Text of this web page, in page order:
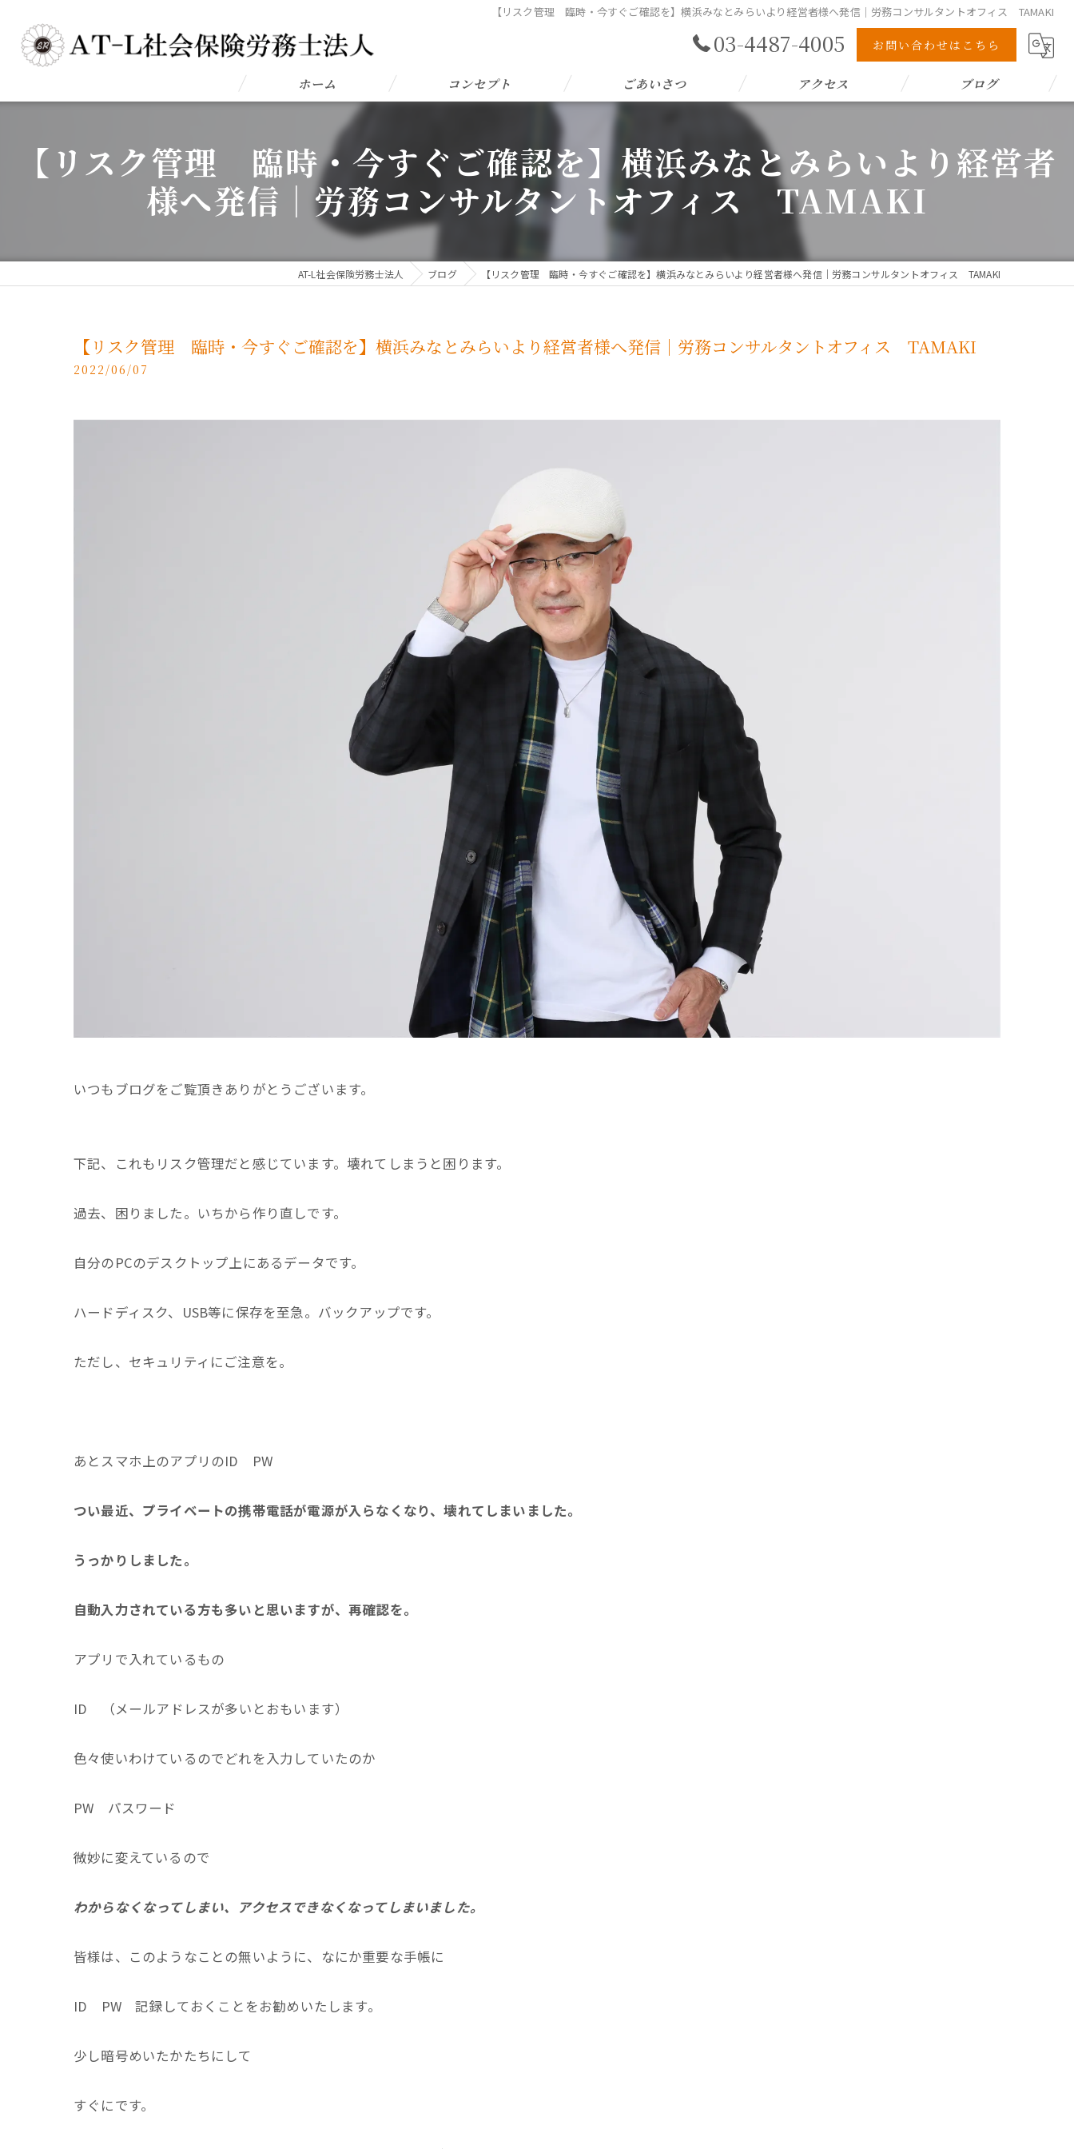
【リスク管理 臨時・今すぐご確認を】横浜みなとみらいより経営者様へ発信｜労務コンサルタントオフィス TAMAKI
03-4487-4005 お問い合わせはこちら
ホーム コンセプト ごあいさつ アクセス ブログ
【リスク管理 臨時・今すぐご確認を】横浜みなとみらいより経営者
様へ発信｜労務コンサルタントオフィス TAMAKI
AT-L社会保険労務士法人 ブログ 【リスク管理 臨時・今すぐご確認を】横浜みなとみらいより経営者様へ発信｜労務コンサルタントオフィス TAMAKI
【リスク管理 臨時・今すぐご確認を】横浜みなとみらいより経営者様へ発信｜労務コンサルタントオフィス TAMAKI
2022/06/07
いつもブログをご覧頂きありがとうございます。
下記、これもリスク管理だと感じています。壊れてしまうと困ります。
過去、困りました。いちから作り直しです。
自分のPCのデスクトップ上にあるデータです。
ハードディスク、USB等に保存を至急。バックアップです。
ただし、セキュリティにご注意を。
あとスマホ上のアプリのID PW
つい最近、プライベートの携帯電話が電源が入らなくなり、壊れてしまいました。
うっかりしました。
自動入力されている方も多いと思いますが、再確認を。
アプリで入れているもの
ID （メールアドレスが多いとおもいます）
色々使いわけているのでどれを入力していたのか
PW パスワード
微妙に変えているので
わからなくなってしまい、アクセスできなくなってしまいました。
皆様は、このようなことの無いように、なにか重要な手帳に
ID PW 記録しておくことをお勧めいたします。
少し暗号めいたかたちにして
すぐにです。